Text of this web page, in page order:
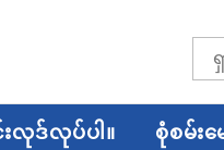
းလုဒ်လုပ်ပါ။
စုံစမ်းမ